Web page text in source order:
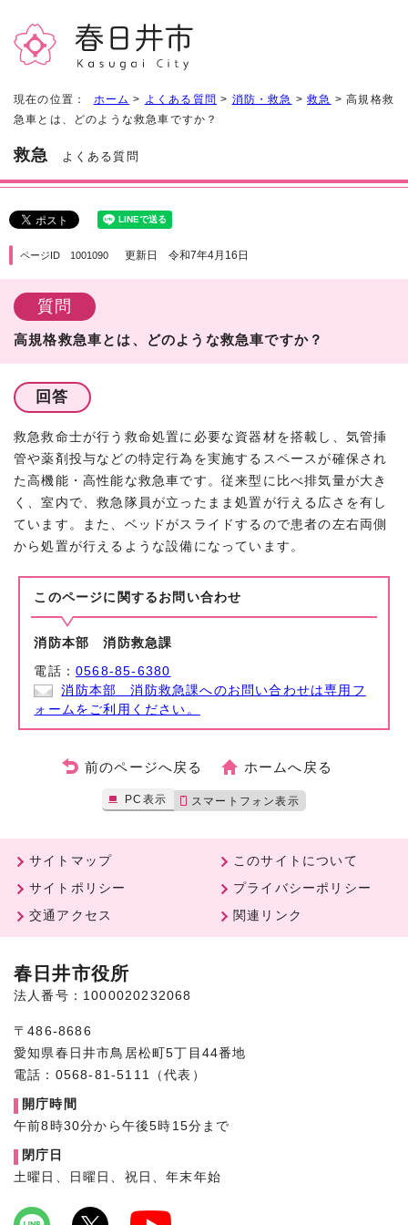
現在の位置： ホーム > よくある質問 > 消防・救急 >救急 > 高規格救
急車とは、どのような救急車ですか？
救急 よくある質問
ページID 1001090 更新日 令和7年4月16日
質問
高規格救急車とは、どのような救急車ですか？
回答
救急救命士が行う救命処置に必要な資器材を搭載し、気管挿
管や薬剤投与などの特定行為を実施するスペースが確保され
た高機能・高性能な救急車です。従来型に比べ排気量が大き
く、室内で、救急隊員が立ったまま処置が行える広さを有し
ています。また、ベッドがスライドするので患者の左右両側
から処置が行えるような設備になっています。
このページに関する お問い合わせ
消防本部 消防救急課
電話：0568-85-6380
消防本部 消防救急課へのお問い合わせは専用フ
ォームをご利用ください。
前のページへ戻る ホームへ戻る
PC表示 スマートフォン表示
サイトマップ
このサイトについて
サイトポリシー
プライバシーポリシー
交通アクセス
関連リンク
春日井市役所
法人番号：1000020232068
〒486-8686
愛知県春日井市鳥居松町5丁目44番地
電話：0568-81-5111（代表）
開庁時間
午前8時30分から午後5時15分まで
閉庁日
土曜日、日曜日、祝日、年末年始